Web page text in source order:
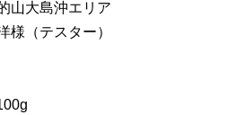
山大島沖エリア
（テスター）